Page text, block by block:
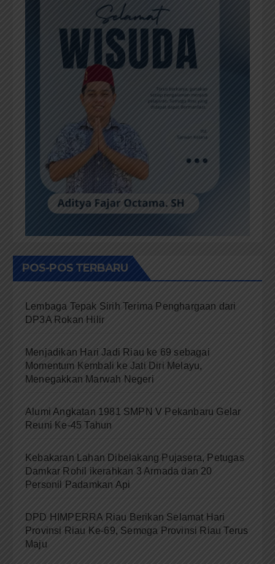
POS-POS TERBARU
Lembaga Tepak Sirih Terima Penghargaan dari
DP3A Rokan Hilir
Menjadikan Hari Jadi Riau ke 69 sebagai
Momentum Kembali ke Jati Diri Melayu,
Menegakkan Marwah Negeri
Alumi Angkatan 1981 SMPN V Pekanbaru Gelar
Reuni Ke-45 Tahun
Kebakaran Lahan Dibelakang Pujasera, Petugas
Damkar Rohil ikerahkan 3 Armada dan 20
Personil Padamkan Api
DPD HIMPERRA Riau Berikan Selamat Hari
Provinsi Riau Ke-69, Semoga Provinsi Riau Terus
Maju